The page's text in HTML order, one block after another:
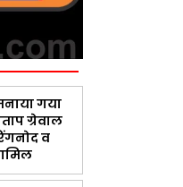
गया
ग्रेवाल
व